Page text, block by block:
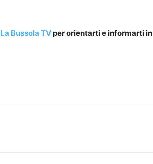
La Bussola TVper orientarti e informarti in